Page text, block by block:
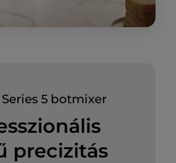
5 botmixer
precizitás